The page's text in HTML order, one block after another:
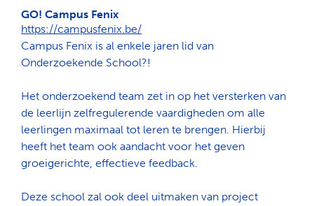
GO! Campus Fenix
https://campusfenix.be/
Campus Fenix is al enkele jaren lid van
Onderzoekende School?!
Het onderzoekend team zet in op het versterken van
de leerlijn zelfregulerende vaardigheden om alle
leerlingen maximaal tot leren te brengen. Hierbij
heeft het team ook aandacht voor het geven
groeigerichte, effectieve feedback.
Deze school zal ook deel uitmaken van project